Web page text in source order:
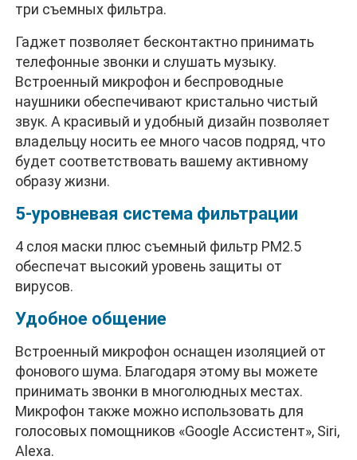
три съемных фильтра.
Гаджет позволяет бесконтактно принимать
телефонные звонки и слушать музыку.
Встроенный микрофон и беспроводные
наушники обеспечивают кристально чистый
звук. А красивый и удобный дизайн позволяет
владельцу носить ее много часов подряд, что
будет соответствовать вашему активному
образу жизни.
5-уровневая система фильтрации
4 слоя маски плюс съемный фильтр PM2.5
обеспечат высокий уровень защиты от
вирусов.
Удобное общение
Встроенный микрофон оснащен изоляцией от
фонового шума. Благодаря этому вы можете
принимать звонки в многолюдных местах.
Микрофон также можно использовать для
голосовых помощников «Google Ассистент», Siri,
Alexa.